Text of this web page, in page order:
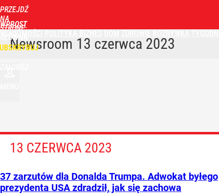
PRZEJDŹ
NA
STRONĘ
GŁÓWNĄ
WPROST
Newsroom 13 czerwca 2023
13 CZERWCA 2023
37 zarzutów dla Donalda Trumpa. Adwokat byłego
prezydenta USA zdradził, jak się zachowa